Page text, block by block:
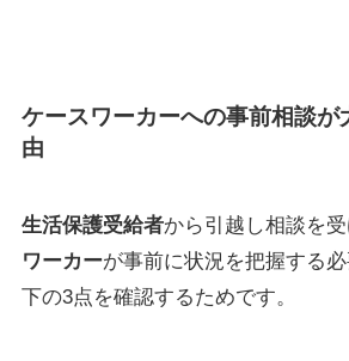
ケースワーカーへの事前相談が
由
生活保護受給者から引越し相談を受
ワーカーが事前に状況を把握する
下の3点を確認するためです。